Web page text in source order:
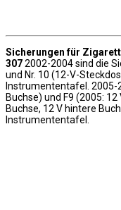
Sicherungen für
3072002-2004 sind die
und Nr. 10 (12-V-
Instrumententafel. 2005-
Buchse) und F9 (2005:
Buchse, 12 V hintere
Instrumententafel.